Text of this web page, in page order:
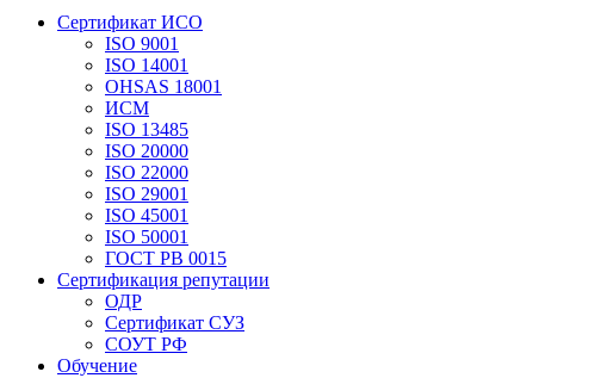
Сертификат ИСО
ISO 9001
ISO 14001
OHSAS 18001
ИСМ
ISO 13485
ISO 20000
ISO 22000
ISO 29001
ISO 45001
ISO 50001
ГОСТ РВ 0015
Сертификация репутации
ОДР
Сертификат СУЗ
СОУТ РФ
Обучение